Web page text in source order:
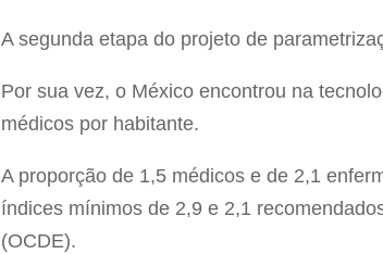
A segunda etapa do projeto de
Por sua vez, o México encontrou na
médicos por habitante.
A proporção de 1,5 médicos e de 2,1
índices mínimos de 2,9 e 2,1
(OCDE).